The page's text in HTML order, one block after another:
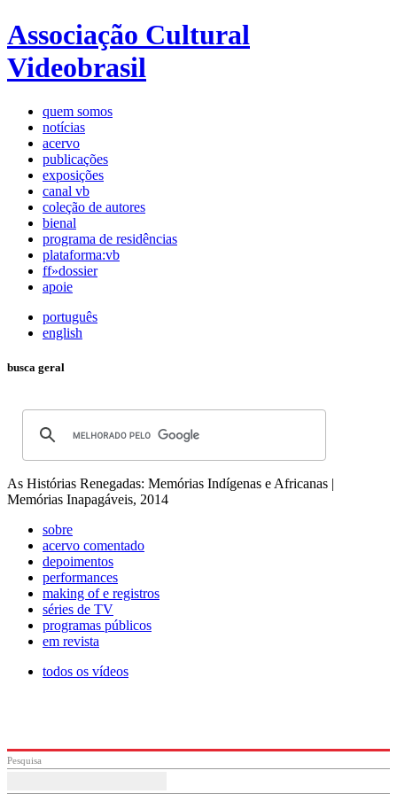
Associação Cultural
Videobrasil
quem somos
notícias
acervo
publicações
exposições
canal vb
coleção de autores
bienal
programa de residências
plataforma:vb
ff»dossier
apoie
português
english
busca geral
As Histórias Renegadas: Memórias Indígenas e Africanas |
Memórias Inapagáveis, 2014
sobre
acervo comentado
depoimentos
performances
making of e registros
séries de TV
programas públicos
em revista
todos os vídeos
Pesquisa